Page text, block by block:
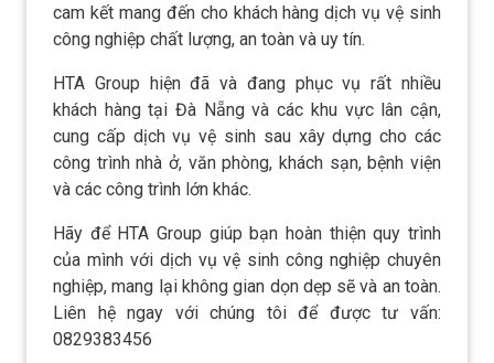
cam kết mang đến cho khách hàng dịch vụ vệ sinh
công nghiệp chất lượng, an toàn và uy tín.
HTA Group hiện đã và đang phục vụ rất nhiều
khách hàng tại Đà Nẵng và các khu vực lân cận,
cung cấp dịch vụ vệ sinh sau xây dựng cho các
công trình nhà ở, văn phòng, khách sạn, bệnh viện
và các công trình lớn khác.
Hãy để HTA Group giúp bạn hoàn thiện quy trình
của mình với dịch vụ vệ sinh công nghiệp chuyên
nghiệp, mang lại không gian dọn dẹp sẽ và an toàn.
Liên hệ ngay với chúng tôi để được tư vấn:
0829383456